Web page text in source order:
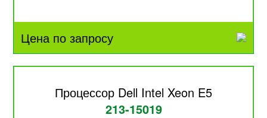
Цена по запросу
Процессор Dell Intel Xeon E5
213-15019